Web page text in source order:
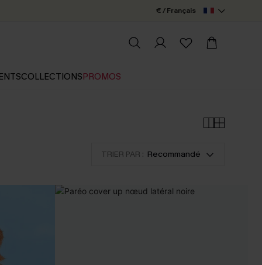
€ / Français
COLLECTIONSPROMOS
TRIER PAR : Recommandé